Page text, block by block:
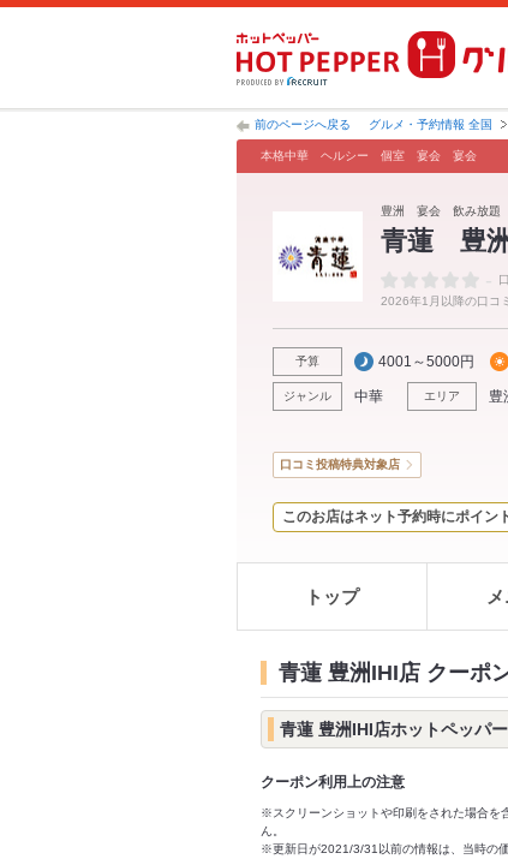
前のページへ戻る グルメ・予約情報 全国
本格中華 ヘルシー 個室 宴会 宴会
豊洲 宴会 飲み放
青蓮 豊
-
2026年1月以降の口コ
予算 4001～5000円
ジャンル 中華 エリア 豊
口コミ投稿特典対象店
このお店はネット予約時にポイン
トップ
青蓮 豊洲IHI店 クーポ
青蓮 豊洲IHI店ホットペッパ
クーポン利用上の注意
※スクリーンショットや印刷をされた場合を
ん。
※更新日が2021/3/31以前の情報は、当時の